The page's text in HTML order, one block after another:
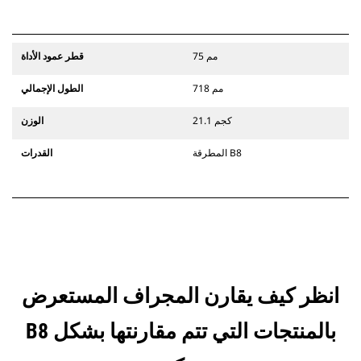
قطر عمود الأداة 75 مم
الطول الإجمالي 718 مم
الوزن 21.1 كجم
القدرات المطرقة B8
انظر كيف يقارن المجراف المستعرض
B8 بالمنتجات التي تتم مقارنتها بشكل